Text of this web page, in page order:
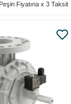
Peşin Fiyatına x 3 Taksit